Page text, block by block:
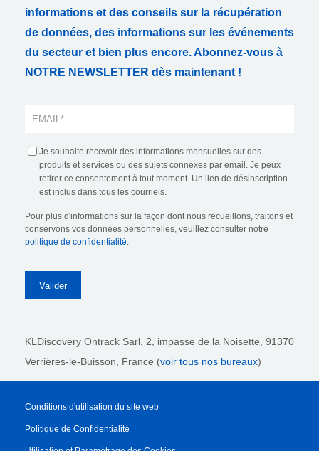
informations et des conseils sur la récupération
de données, des informations sur les événements
du secteur et bien plus encore. Abonnez-vous à
NOTRE NEWSLETTER dès maintenant !
Je souhaite recevoir des informations mensuelles sur des
produits et services ou des sujets connexes par email. Je peux
retirer ce consentement à tout moment. Un lien de désinscription
est inclus dans tous les courriels.
Pour plus d'informations sur la façon dont nous recueillons, traitons et
conservons vos données personnelles, veuillez consulter notre
politique de confidentialité.
KLDiscovery Ontrack Sarl, 2, impasse de la Noisette, 91370
Verrières-le-Buisson, France (voir tous nos bureaux)
Conditions d'utilisation du site web
Politique de Confidentialité